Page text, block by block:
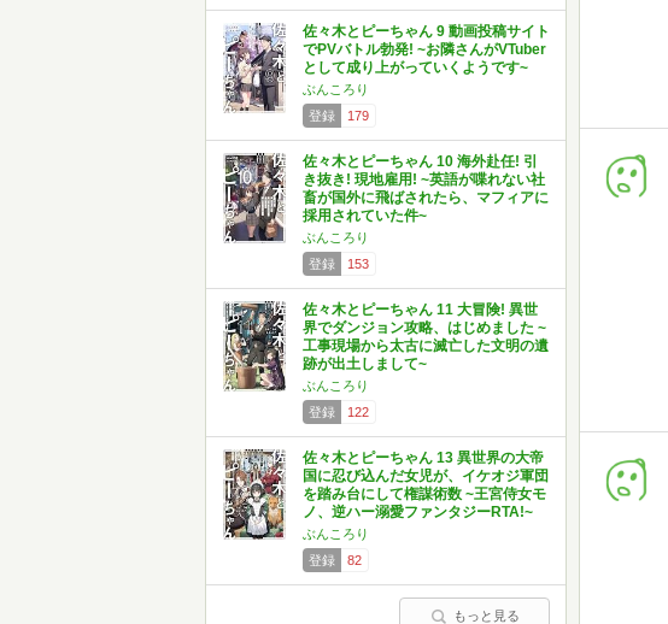
佐々木とピーちゃん 9 動画投稿サイト
でPVバトル勃発! ~お隣さんがVTuber
として成り上がっていくようです~
ぶんころり
登録
179
佐々木とピーちゃん 10 海外赴任! 引
き抜き! 現地雇用! ~英語が喋れない社
畜が国外に飛ばされたら、マフィアに
採用されていた件~
ぶんころり
登録
153
佐々木とピーちゃん 11 大冒険! 異世
界でダンジョン攻略、はじめました ~
工事現場から太古に滅亡した文明の遺
跡が出土しまして~
ぶんころり
登録
122
佐々木とピーちゃん 13 異世界の大帝
国に忍び込んだ女児が、イケオジ軍団
を踏み台にして権謀術数 ~王宮侍女モ
ノ、逆ハー溺愛ファンタジーRTA!~
ぶんころり
登録
82
もっと見る